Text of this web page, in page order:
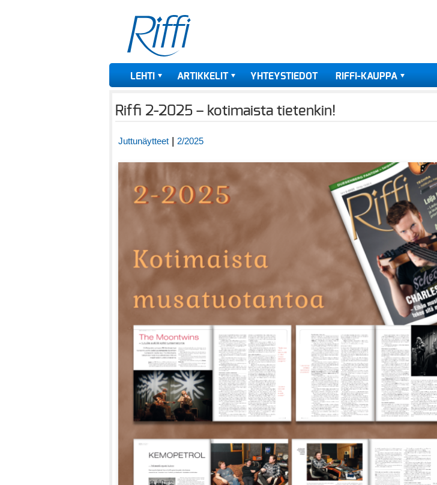
LEHTI ARTIKKELIT YHTEYSTIEDOT RIFFI-KAUPPA
Riffi 2-2025 – kotimaista tietenkin!
Juttunäytteet | 2/2025